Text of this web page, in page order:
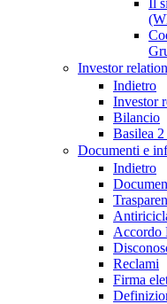
Il
Investor
Indietro
Investor
Bilancio
Basilea
Documenti e
Indietro
Accordo
Reclami
Firma